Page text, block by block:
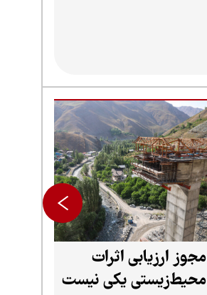
مجوز ارزیابی اثرات
محیط‌زیستی یکی نیست